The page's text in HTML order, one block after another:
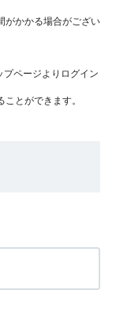
がかかる場合がござい
ページよりログイン
とができます。